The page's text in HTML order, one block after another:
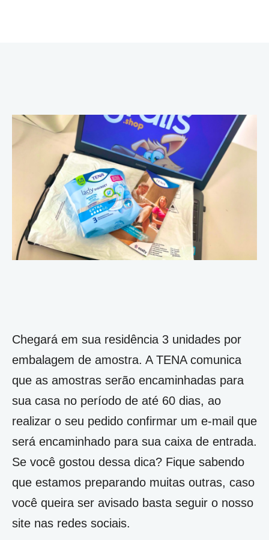
Chegará em sua residência 3 unidades por
embalagem de amostra. A TENA comunica
que as amostras serão encaminhadas para
sua casa no período de até 60 dias, ao
realizar o seu pedido confirmar um e-mail que
será encaminhado para sua caixa de entrada.
Se você gostou dessa dica? Fique sabendo
que estamos preparando muitas outras, caso
você queira ser avisado basta seguir o nosso
site nas redes sociais.